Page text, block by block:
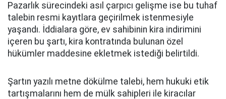
Pazarlık sürecindeki asıl çarpıcı gelişme ise bu tuhaf
talebin resmi kayıtlara geçirilmek istenmesiyle
yaşandı. İddialara göre, ev sahibinin kira indirimini
içeren bu şartı, kira kontratında bulunan özel
hükümler maddesine ekletmek istediği belirtildi.
Şartın yazılı metne dökülme talebi, hem hukuki etik
tartışmalarını hem de mülk sahipleri ile kiracılar